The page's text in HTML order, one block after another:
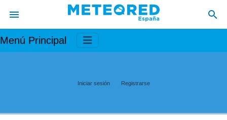
Menú Principal
Iniciar sesión Registrarse